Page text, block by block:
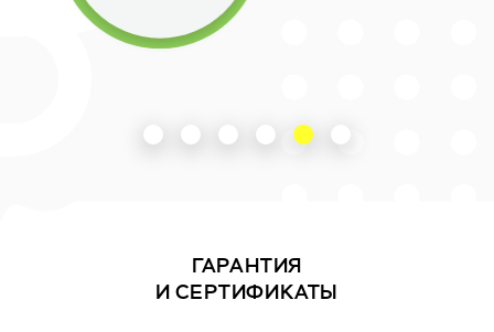
ГАРАНТИЯ
И СЕРТИФИКАТЫ